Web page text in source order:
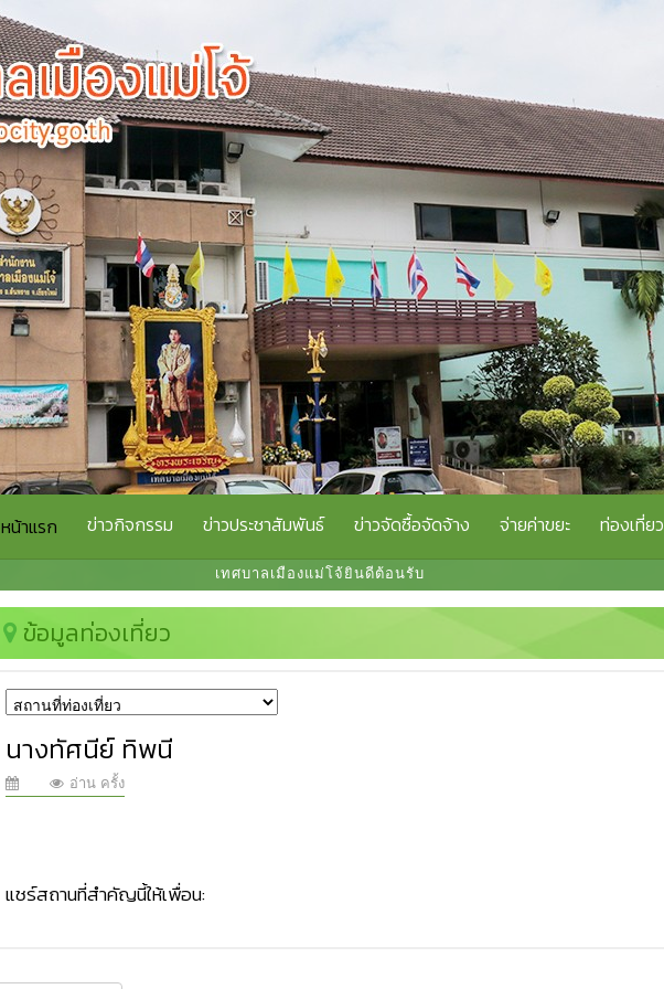
หน้าแรก ข่าวกิจกรรม ข่าวประชาสัมพันธ์ ข่าวจัดซื้อจัดจ้าง จ่ายค่าขยะ ท่องเที่ยว
เทศบาลเมืองแม่โจ้ยินดีต้อนรับ
ข้อมูลท่องเที่ยว
นางทัศนีย์ ทิพนี
อ่าน ครั้ง
แชร์สถานที่สำคัญนี้ให้เพื่อน: